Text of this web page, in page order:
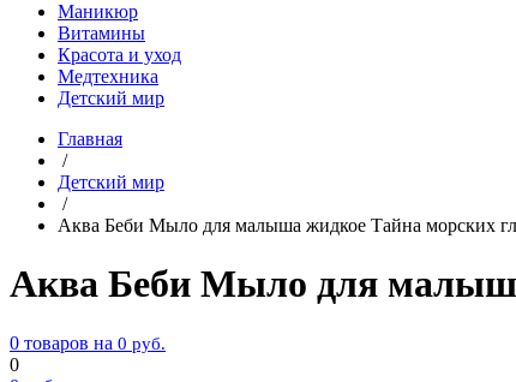
Маникюр
Витамины
Красота и уход
Медтехника
Детский мир
Главная
/
Детский мир
/
Аква Беби Мыло для малыша жидкое Тайна морских
Аква Беби Мыло для
0 товаров на 0 руб.
0